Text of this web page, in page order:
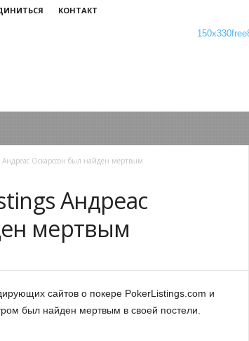
КОНТАКТ
Андреас Оскарссон был найден мертвым
Андреас
мертвым
сайтов о покере PokerListings.com и
был найден мертвым в своей постели.